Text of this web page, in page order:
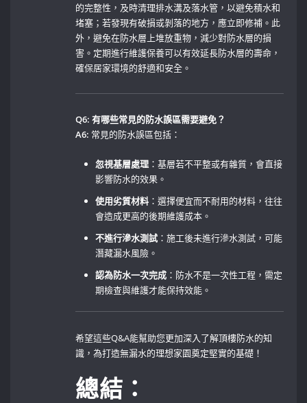
的完整性，及時清理排水溝及落水管，以避免積水和
堵塞；若發現有破損或剝落的地方，應立即修補。此
外，避免在防水層上堆放重物，減少對防水層的損
害。定期進行維護保養可以有效延長防水層的壽命，
確保居家環境的舒適和安全。
Q6: 有哪些常見的防水誤區需要避免？
A6: 常見的防水誤區包括： ‍
忽視基層處理 ：基層若不平整或有雜質，會直接
影響防水的效果。
使用劣質材料 ：選擇便宜而不耐用的材料，往往
會造成更高的後期維護成本。⁣
不進行滲水測試 ：施工後未進行滲水測試，可能
潛藏漏水風險。
認為防水一次完成 ：防水不是一次性工程，需定
期檢查與維護才能保持效能。
希望這些Q&A能幫助您更加深入了解頂樓防水的知
識，為打造無漏水的理想家園奠定堅實的基礎！‍
總結：